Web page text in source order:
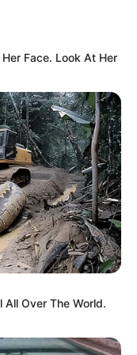
acesso ao AVA
Face. Look At Her
All Over The World.